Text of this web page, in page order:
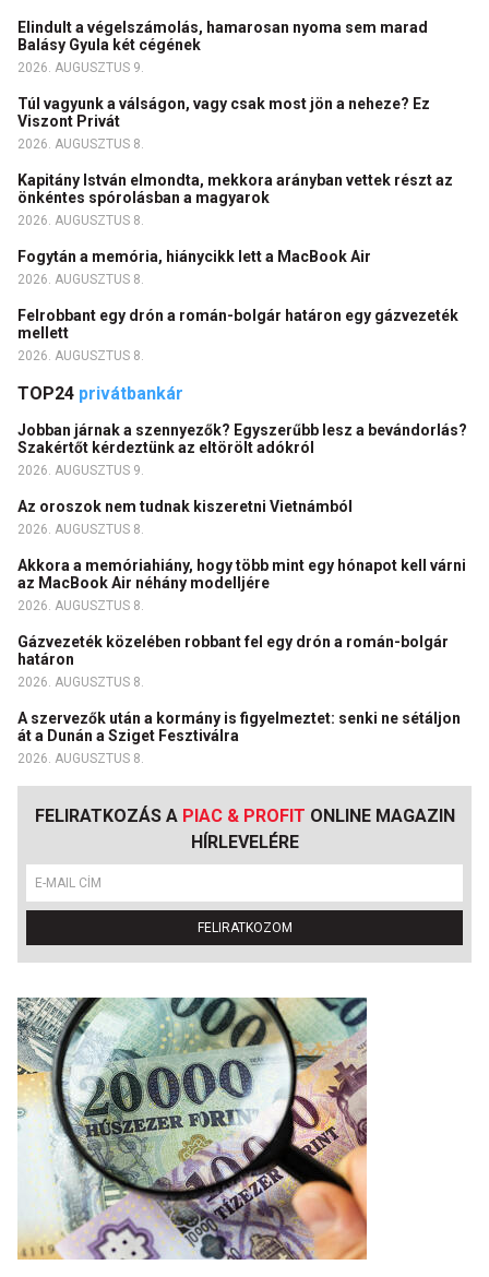
Elindult a végelszámolás, hamarosan nyoma sem marad
Balásy Gyula két cégének
2026. AUGUSZTUS 9.
Túl vagyunk a válságon, vagy csak most jön a neheze? Ez
Viszont Privát
2026. AUGUSZTUS 8.
Kapitány István elmondta, mekkora arányban vettek részt az
önkéntes spórolásban a magyarok
2026. AUGUSZTUS 8.
Fogytán a memória, hiánycikk lett a MacBook Air
2026. AUGUSZTUS 8.
Felrobbant egy drón a román-bolgár határon egy gázvezeték
mellett
2026. AUGUSZTUS 8.
TOP24 privátbankár
Jobban járnak a szennyezők? Egyszerűbb lesz a bevándorlás?
Szakértőt kérdeztünk az eltörölt adókról
2026. AUGUSZTUS 9.
Az oroszok nem tudnak kiszeretni Vietnámból
2026. AUGUSZTUS 8.
Akkora a memóriahiány, hogy több mint egy hónapot kell várni
az MacBook Air néhány modelljére
2026. AUGUSZTUS 8.
Gázvezeték közelében robbant fel egy drón a román-bolgár
határon
2026. AUGUSZTUS 8.
A szervezők után a kormány is figyelmeztet: senki ne sétáljon
át a Dunán a Sziget Fesztiválra
2026. AUGUSZTUS 8.
FELIRATKOZÁS A PIAC & PROFIT ONLINE MAGAZIN
HÍRLEVELÉRE
FELIRATKOZOM